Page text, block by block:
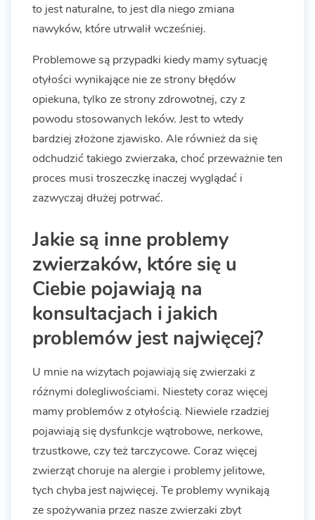
to jest naturalne, to jest dla niego zmiana
nawyków, które utrwalił wcześniej.
Problemowe są przypadki kiedy mamy sytuację
otyłości wynikające nie ze strony błędów
opiekuna, tylko ze strony zdrowotnej, czy z
powodu stosowanych leków. Jest to wtedy
bardziej złożone zjawisko. Ale również da się
odchudzić takiego zwierzaka, choć przeważnie ten
proces musi troszeczkę inaczej wyglądać i
zazwyczaj dłużej potrwać.
Jakie są inne problemy
zwierzaków, które się u
Ciebie pojawiają na
konsultacjach i jakich
problemów jest najwięcej?
U mnie na wizytach pojawiają się zwierzaki z
różnymi dolegliwościami. Niestety coraz więcej
mamy problemów z otyłością. Niewiele rzadziej
pojawiają się dysfunkcje wątrobowe, nerkowe,
trzustkowe, czy też tarczycowe. Coraz więcej
zwierząt choruje na alergie i problemy jelitowe,
tych chyba jest najwięcej. Te problemy wynikają
ze spożywania przez nasze zwierzaki zbyt